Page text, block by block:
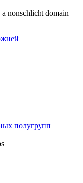
nonschlicht domain
полугрупп